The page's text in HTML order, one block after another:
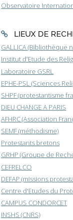
Observatoire
LIEUX DE
GALLICA (Bibliothèque
Institut d'Etude des
Laboratoire GSRL
EPHE-PSL (Sciences
SHPF (protestantisme
DIEU CHANGE A PARIS
AFHRC (Association
SEMF (méthodisme)
Protestants bretons
GRHP (Groupe de
CEFRELCO
DEFAP (missions
Centre d'Etudes du
CAMPUS CONDORCET
INSHS (CNRS)